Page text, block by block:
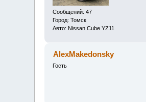
Сообщений: 47
Город: Томск
Авто: Nissan Cube YZ11
AlexMakedonsky
Гость